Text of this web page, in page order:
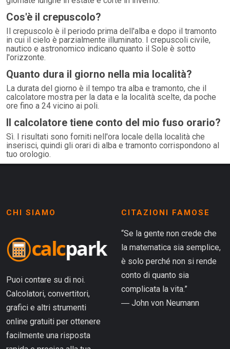
Cos'è il crepuscolo?
Il crepuscolo è il periodo prima dell'alba e dopo il tramonto
in cui il cielo è parzialmente illuminato. I crepuscoli civile,
nautico e astronomico indicano quanto il Sole è sotto
l'orizzonte.
Quanto dura il giorno nella mia località?
La durata del giorno è il tempo tra alba e tramonto, che il
calcolatore mostra per la data e la località scelte, da poche
ore fino a 24 vicino ai poli.
Il calcolatore tiene conto del mio fuso orario?
Sì. I risultati sono forniti nell'ora locale della località che
inserisci, quindi gli orari di alba e tramonto corrispondono al
tuo orologio.
CHI SIAMO
Puoi contare su di noi.
Calcolatori, convertitori,
grafici e altri strumenti
online gratuiti per ottenere
facilmente una risposta
CITAZIONI FAMOSE
“Se la gente non crede che
la matematica sia semplice,
è solo perché non si rende
conto di quanto sia
complicata la vita.”
― John von Neumann